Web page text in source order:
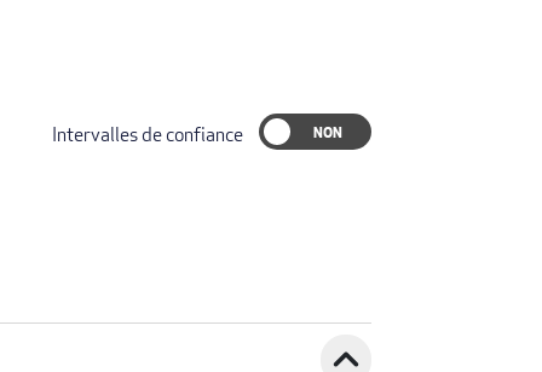
Intervalles de confiance
expand_less